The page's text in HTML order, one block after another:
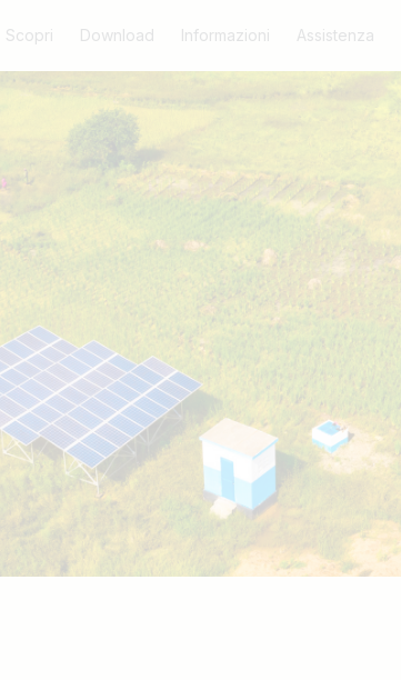
Scopri Download Informazioni Assistenza